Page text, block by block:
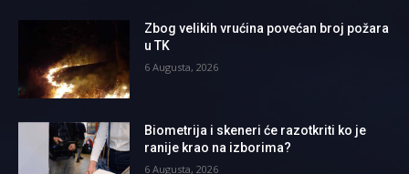
Zbog velikih vrućina povećan broj požara
u TK
6 Augusta, 2026
Biometrija i skeneri će razotkriti ko je
ranije krao na izborima?
6 Augusta, 2026